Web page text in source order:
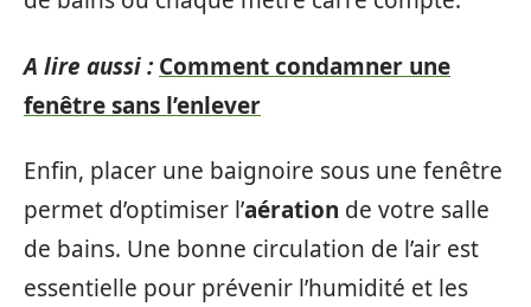
A lire aussi : Comment condamner une
fenêtre sans l’enlever
Enfin, placer une baignoire sous une fenêtre
permet d’optimiser l’aération de votre salle
de bains. Une bonne circulation de l’air est
essentielle pour prévenir l’humidité et les